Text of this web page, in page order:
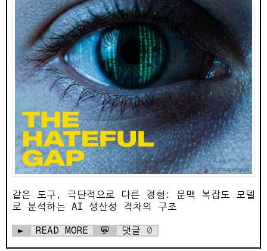
같은 도구, 극단적으로 다른 경험: 문맥 복잡도 모델
로 분석하는 AI 생산성 격차의 구조
► READ MORE 💬 댓글 0